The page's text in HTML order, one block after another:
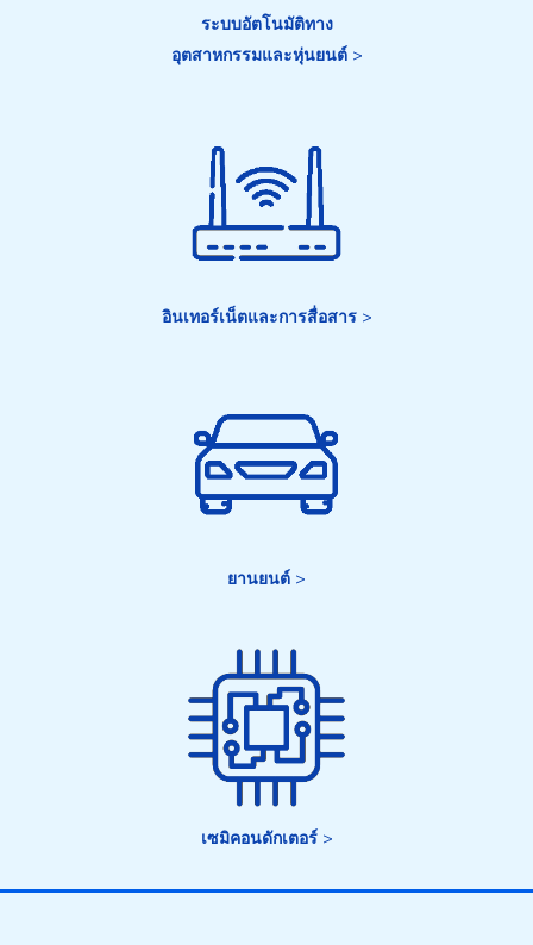
ระบบอัตโนมัติทาง
อุตสาหกรรมและหุ่นยนต์>
อินเทอร์เน็ตและการสื่อสาร>
ยานยนต์ >
เซมิคอนดักเตอร์>